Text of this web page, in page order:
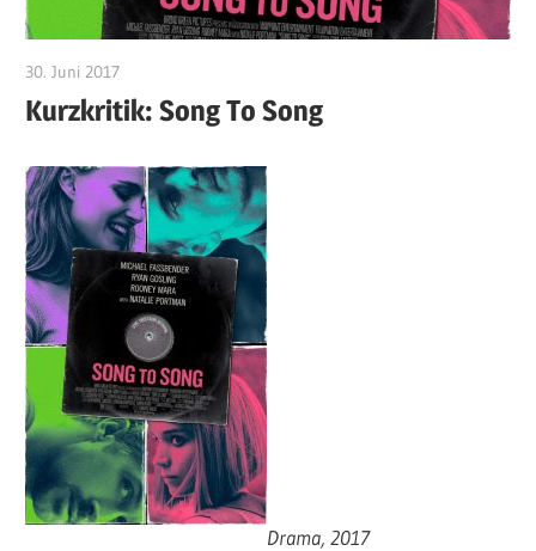
30. Juni 2017
Kurzkritik: Song To Song
Drama, 2017